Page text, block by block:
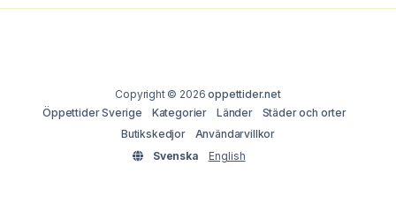
Copyright © 2026oppettider.net
Öppettider Sverige
Kategorier Länder
Städer och orter
Butikskedjor
Användarvillkor
Svenska
English